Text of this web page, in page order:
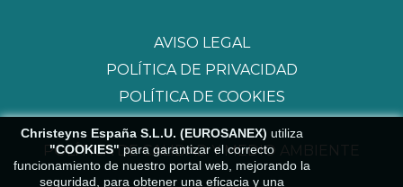
Christeyns España S.L.U. (EUROSANEX) utiliza
"COOKIES" para garantizar el correcto
funcionamiento de nuestro portal web, mejorando la
seguridad, para obtener una eficacia y una
AVISO LEGAL
POLÍTICA DE PRIVACIDAD
POLÍTICA DE COOKIES
POLÍTICA DE CALIDAD Y MEDIO AMBIENTE